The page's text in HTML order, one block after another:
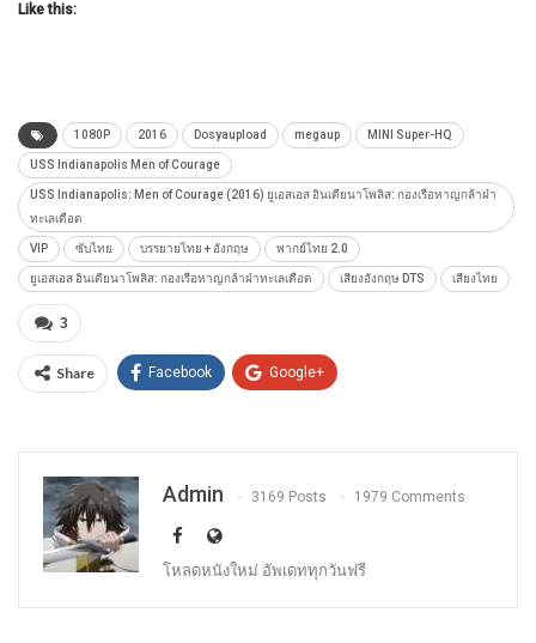
Like this:
1080P 2016 Dosyaupload megaup MINI Super-HQ
USS Indianapolis Men of Courage
USS Indianapolis: Men of Courage (2016) ยูเอสเอส อินเดียนาโพลิส: กองเรือหาญกล้าฝ่า
ทะเลเดือด
VIP ซับไทย บรรยายไทย + อังกฤษ พากย์ไทย 2.0
ยูเอสเอส อินเดียนาโพลิส: กองเรือหาญกล้าฝ่าทะเลเดือด เสียงอังกฤษ DTS เสียงไทย
3
Share Facebook Google+
Admin 3169 Posts 1979 Comments
โหลดหนังใหม่ อัพเดททุกวันฟรี